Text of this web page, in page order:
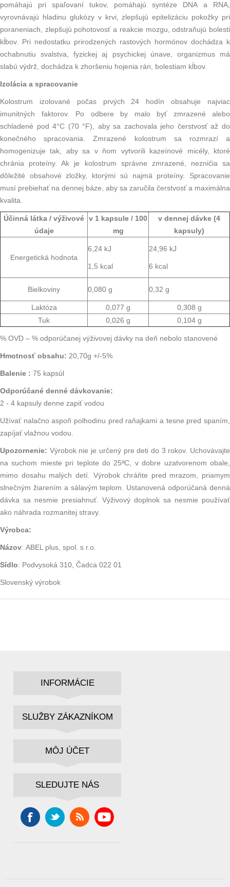
pomáhajú pri spaľovaní tukov, pomáhajú syntéze DNA a RNA,
vyrovnávajú hladinu glukózy v krvi, zlepšujú epitelizáciu pokožky pri
poraneniach, zlepšujú pohotovosť a reakcie mozgu, odstraňujú bolesti
kĺbov. Pri nedostatku prirodzených rastových hormónov dochádza k
ochabnutiu svalstva, fyzickej aj psychickej únave, organizmus má
slabú výdrž, dochádza k zhoršeniu hojenia rán, bolestiam kĺbov.
Izolácia a spracovanie
Kolostrum izolované počas prvých 24 hodín obsahuje najviac
imunitných faktorov. Po odbere by malo byť zmrazené alebo
schladené pod 4°C (70 °F), aby sa zachovala jeho čerstvosť až do
konečného spracovania. Zmrazené kolostrum sa rozmrazí a
homogenizuje tak, aby sa v ňom vytvorili kazeínové micély, ktoré
chránia proteíny. Ak je kolostrum správne zmrazené, nezničia sa
dôležité obsahové zložky, ktorými sú najmä proteíny. Spracovanie
musí prebiehať na dennej báze, aby sa zaručila čerstvosť a maximálna
kvalita.
Účinná látka / výživové
údaje
v 1 kapsule / 100
mg
v dennej dávke (4
kapsuly)
Energetická hodnota
6,24 kJ
1,5 kcal
24,96 kJ
6 kcal
Bielkoviny 0,080 g 0,32 g
Laktóza 0,077 g
0,308 g
Tuk
0,026 g 0,104 g
% OVD – % odporúčanej výživovej dávky na deň nebolo stanovené
Hmotnosť obsahu: 20,70g +/-5%
Balenie : 75 kapsúl
Odporúčané denné dávkovanie:
2 - 4 kapsuly denne zapiť vodou
Užívať nalačno aspoň polhodinu pred raňajkami a tesne pred spaním,
zapíjať vlažnou vodou.
Upozornenie: Výrobok nie je určený pre deti do 3 rokov. Uchovávajte
na suchom mieste pri teplote do 25ªC, v dobre uzatvorenom obale,
mimo dosahu malých detí. Výrobok chráňte pred mrazom, priamym
slnečným žiarením a sálavým teplom. Ustanovená odporúčaná denná
dávka sa nesmie presiahnuť. Výživový doplnok sa nesmie používať
ako náhrada rozmanitej stravy.
Výrobca:
Názov: ABEL plus, spol. s r.o.
Sídlo: Podvysoká 310, Čadca 022 01
Slovenský výrobok
INFORMÁCIE
SLUŽBY ZÁKAZNÍKOM
MÔJ ÚČET
SLEDUJTE NÁS